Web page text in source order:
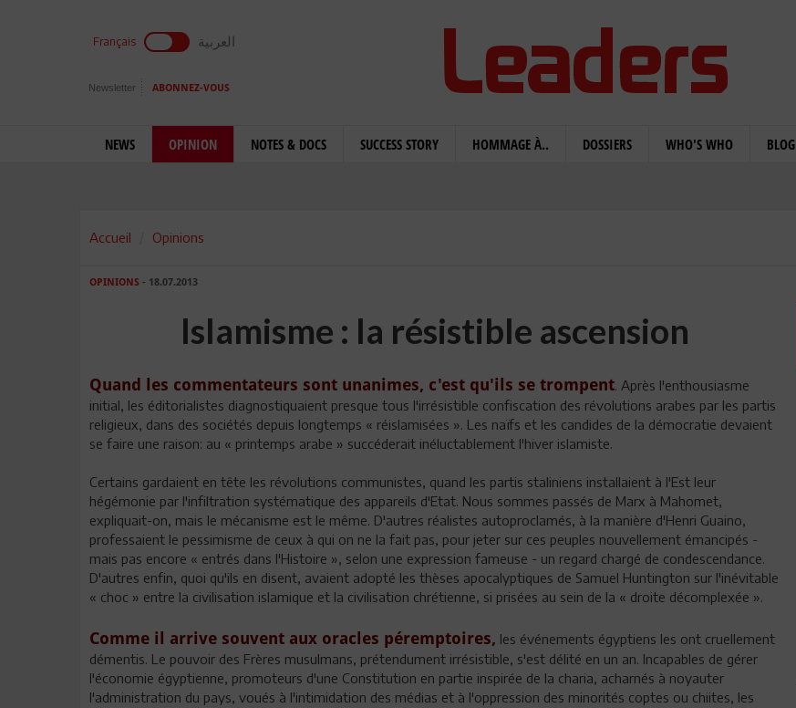
Français العربية
Newsletter ABONNEZ-VOUS
NEWS OPINION NOTES & DOCS SUCCESS STORY HOMMAGE À.. DOSSIERS WHO'S WHO BLOG
Accueil Opinions
OPINIONS - 18.07.2013
Islamisme : la résistible ascension
Quand les commentateurs sont unanimes, c'est qu'ils se trompent. Après l'enthousiasme
initial, les éditorialistes diagnostiquaient presque tous l'irrésistible confiscation des révolutions arabes par les partis
religieux, dans des sociétés depuis longtemps « réislamisées ». Les naïfs et les candides de la démocratie devaient
se faire une raison: au « printemps arabe » succéderait inéluctablement l'hiver islamiste.
Certains gardaient en tête les révolutions communistes, quand les partis staliniens installaient à l'Est leur
hégémonie par l'infiltration systématique des appareils d'Etat. Nous sommes passés de Marx à Mahomet,
expliquait-on, mais le mécanisme est le même. D'autres réalistes autoproclamés, à la manière d'Henri Guaino,
professaient le pessimisme de ceux à qui on ne la fait pas, pour jeter sur ces peuples nouvellement émancipés -
mais pas encore « entrés dans l'Histoire », selon une expression fameuse - un regard chargé de condescendance.
D'autres enfin, quoi qu'ils en disent, avaient adopté les thèses apocalyptiques de Samuel Huntington sur l'inévitable
« choc » entre la civilisation islamique et la civilisation chrétienne, si prisées au sein de la « droite décomplexée ».
Comme il arrive souvent aux oracles péremptoires, les événements égyptiens les ont cruellement
démentis. Le pouvoir des Frères musulmans, prétendument irrésistible, s'est délité en un an. Incapables de gérer
l'économie égyptienne, promoteurs d'une Constitution en partie inspirée de la charia, acharnés à noyauter
l'administration du pays, voués à l'intimidation des médias et à l'oppression des minorités coptes ou chiites, les